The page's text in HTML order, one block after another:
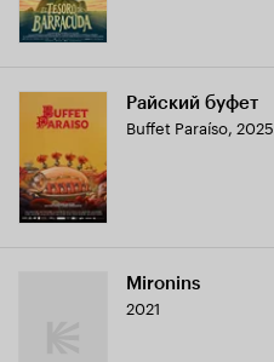
Райский буфет
Buffet Paraíso, 2025
Mironins
2021